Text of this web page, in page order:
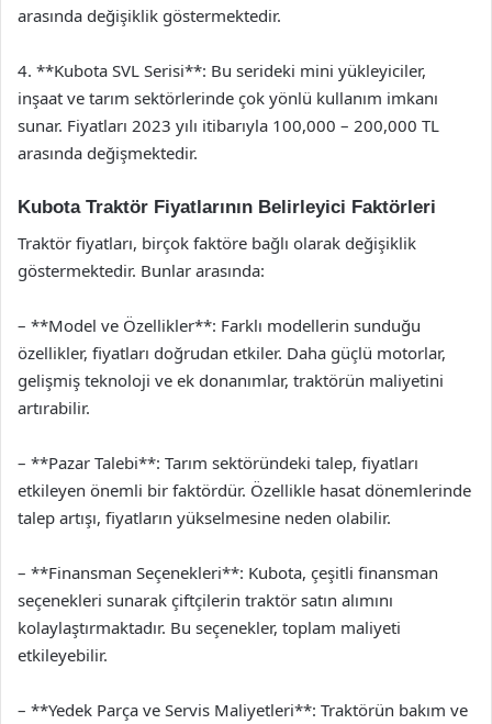
arasında değişiklik göstermektedir.
4. **Kubota SVL Serisi**: Bu serideki mini yükleyiciler,
inşaat ve tarım sektörlerinde çok yönlü kullanım imkanı
sunar. Fiyatları 2023 yılı itibarıyla 100,000 – 200,000 TL
arasında değişmektedir.
Kubota Traktör Fiyatlarının Belirleyici Faktörleri
Traktör fiyatları, birçok faktöre bağlı olarak değişiklik
göstermektedir. Bunlar arasında:
– **Model ve Özellikler**: Farklı modellerin sunduğu
özellikler, fiyatları doğrudan etkiler. Daha güçlü motorlar,
gelişmiş teknoloji ve ek donanımlar, traktörün maliyetini
artırabilir.
– **Pazar Talebi**: Tarım sektöründeki talep, fiyatları
etkileyen önemli bir faktördür. Özellikle hasat dönemlerinde
talep artışı, fiyatların yükselmesine neden olabilir.
– **Finansman Seçenekleri**: Kubota, çeşitli finansman
seçenekleri sunarak çiftçilerin traktör satın alımını
kolaylaştırmaktadır. Bu seçenekler, toplam maliyeti
etkileyebilir.
– **Yedek Parça ve Servis Maliyetleri**: Traktörün bakım ve